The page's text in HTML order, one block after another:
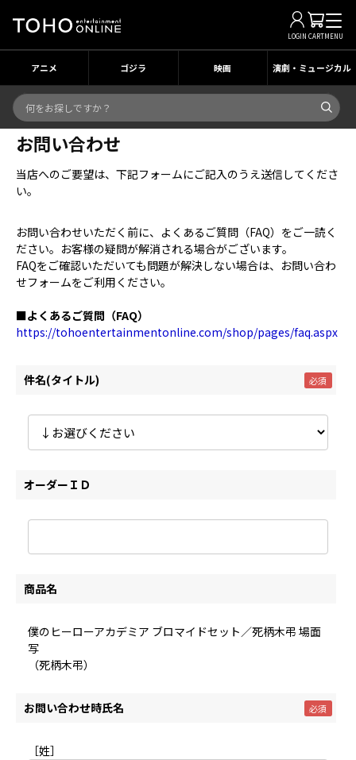
LOGIN CARTMENU
アニメ ゴジラ 映画 演劇・ミュージカル
お問い合わせ
当店へのご要望は、下記フォームにご記入のうえ送信してくださ
い。
お問い合わせいただく前に、よくあるご質問（FAQ）をご一読く
ださい。お客様の疑問が解消される場合がございます。
FAQをご確認いただいても問題が解決しない場合は、お問い合わ
せフォームをご利用ください。
■よくあるご質問（FAQ）
https://tohoentertainmentonline.com/shop/pages/faq.aspx
件名(タイトル)
オーダーＩＤ
商品名
僕のヒーローアカデミア ブロマイドセット／死柄木弔 場面
写
（死柄木弔）
お問い合わせ時氏名
［姓］